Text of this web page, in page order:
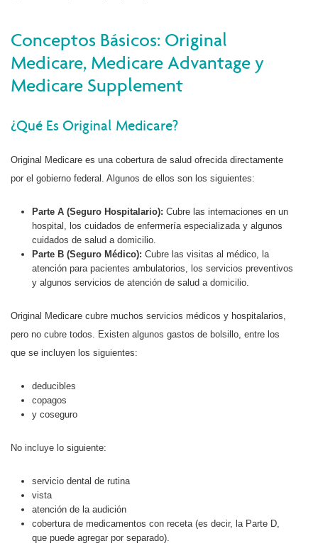
Conceptos Básicos: Original
Medicare, Medicare Advantage y
Medicare Supplement
¿Qué Es Original Medicare?
Original Medicare es una cobertura de salud ofrecida directamente
por el gobierno federal. Algunos de ellos son los siguientes:
Parte A (Seguro Hospitalario): Cubre las internaciones en un
hospital, los cuidados de enfermería especializada y algunos
cuidados de salud a domicilio.
Parte B (Seguro Médico): Cubre las visitas al médico, la
atención para pacientes ambulatorios, los servicios preventivos
y algunos servicios de atención de salud a domicilio.
Original Medicare cubre muchos servicios médicos y hospitalarios,
pero no cubre todos. Existen algunos gastos de bolsillo, entre los
que se incluyen los siguientes:
deducibles
copagos
y coseguro
No incluye lo siguiente:
servicio dental de rutina
vista
atención de la audición
cobertura de medicamentos con receta (es decir, la Parte D,
que puede agregar por separado).